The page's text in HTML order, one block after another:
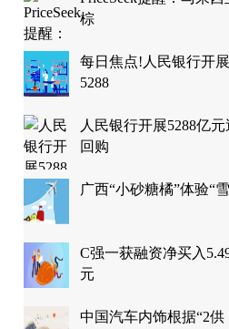
棕
每日焦点!人民银行开展
5288
人民银行开展5288亿元
回购
广西“小砂糖橘”体验“
C强一获融资净买入
元
中国汽车内饰根据“2供